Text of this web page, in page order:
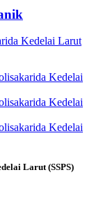
Larut (SSPS)